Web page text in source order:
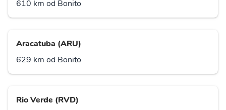
610 km od Bonito
Aracatuba (ARU)
629 km od Bonito
Rio Verde (RVD)